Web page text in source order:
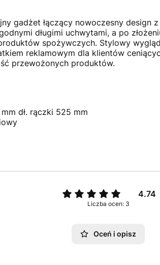
gadżet łączący nowoczesny design
długimi uchwytami, a po
spożywczych. Stylowy
reklamowym dla klientów
przewożonych produktów.
dł. rączki 525 mm
4.74
Liczba ocen: 3
Oceń i opisz